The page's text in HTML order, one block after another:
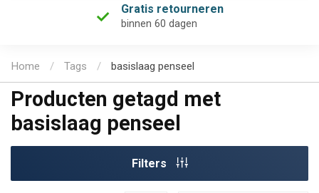
Gratis retourneren
binnen 60 dagen
Home / Tags / basislaag penseel
Producten getagd met
basislaag penseel
Filters